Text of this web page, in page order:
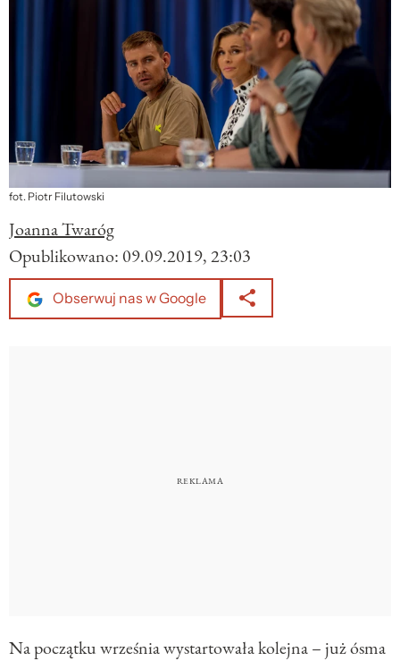
fot. Piotr Filutowski
Joanna Twaróg
Opublikowano: 09.09.2019, 23:03
Obserwuj nas w Google
Na początku września wystartowała kolejna – już ósma